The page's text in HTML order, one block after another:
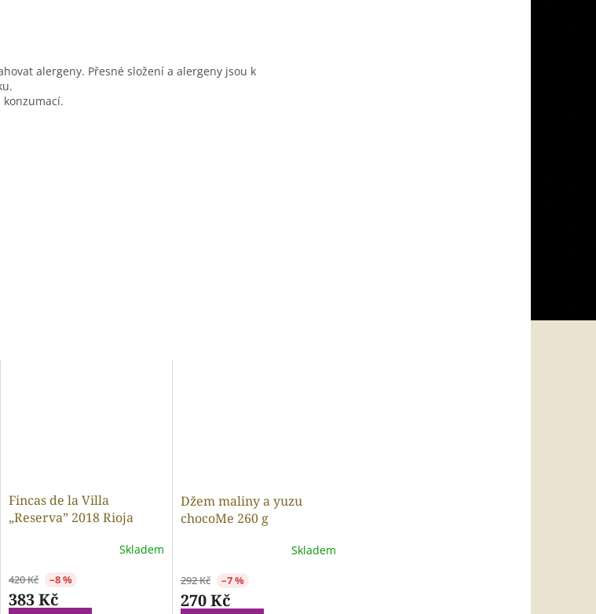
alergeny. Přesné složení a alergeny jsou k
Fincas de la Villa
„Reserva” 2018 Rioja
Skladem
420 Kč –8 %
383 Kč
Džem maliny a yuzu
chocoMe 260 g
Skladem
292 Kč –7 %
270 Kč